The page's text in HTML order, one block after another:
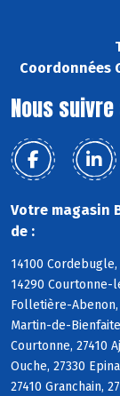
Coordonnées
Nous
Votre magasin
de :
14100
14290 Courtonne-
Folletière-Abenon,
Martin-de-
Courtonne, 27410
Ouche, 27330
27410 Granchain,